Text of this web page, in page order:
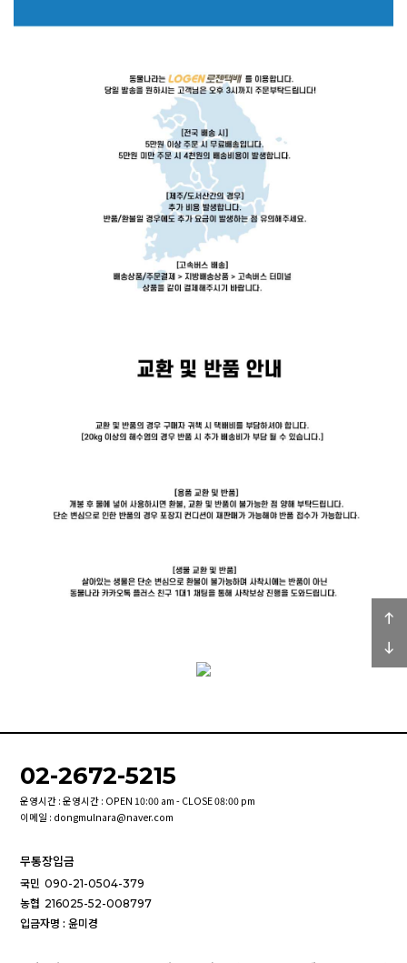
02-2672-5215
운영시간 : 운영시간 : OPEN 10:00 am - CLOSE 08:00 pm
이메일 : dongmulnara@naver.com
무통장입금
국민 090-21-0504-379
농협 216025-52-008797
입금자명 : 윤미경